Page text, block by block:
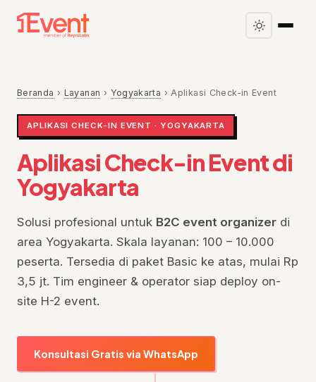
Beranda › Layanan › Yogyakarta ›Aplikasi Check-in Event
APLIKASI CHECK-IN EVENT · YOGYAKARTA
Aplikasi Check-in Event di
Yogyakarta
Solusi profesional untuk B2C event organizer di
area Yogyakarta. Skala layanan: 100 – 10.000
peserta. Tersedia di paket Basic ke atas, mulai Rp
3,5 jt. Tim engineer & operator siap deploy on-
site H-2 event.
Konsultasi Gratis via WhatsApp